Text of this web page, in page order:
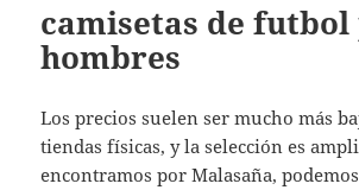
camisetas de futbol
hombres
Los precios suelen ser mucho más
tiendas físicas, y la selección es
encontramos por Malasaña,